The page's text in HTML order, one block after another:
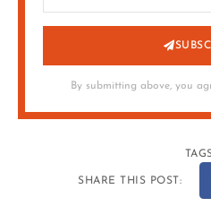
By submitting above, you
SHARE THIS POST: